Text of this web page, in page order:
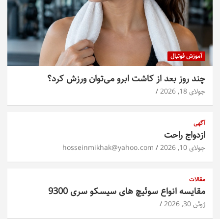
آموزش فوتبال
چند روز بعد از کاشت ابرو می‌توان ورزش کرد؟
جولای 18, 2026
آگهی
ازدواج راحت
جولای 10, 2026 hosseinmikhak@yahoo.com
مقالات
مقایسه انواع سوئیچ های سیسکو سری 9300
ژوئن 30, 2026